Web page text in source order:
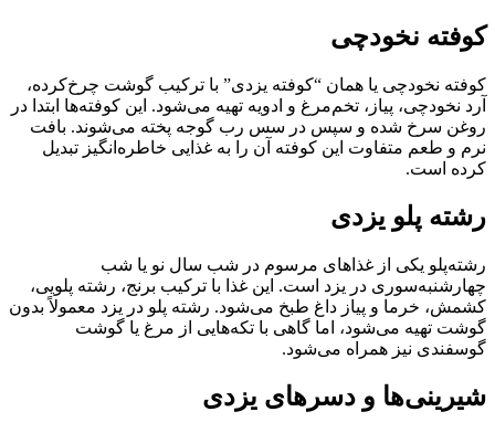
کوفته نخودچی
کوفته نخودچی یا همان “کوفته یزدی” با ترکیب گوشت چرخ‌کرده،
آرد نخودچی، پیاز، تخم‌مرغ و ادویه تهیه می‌شود. این کوفته‌ها ابتدا در
روغن سرخ شده و سپس در سس رب گوجه پخته می‌شوند. بافت
نرم و طعم متفاوت این کوفته آن را به غذایی خاطره‌انگیز تبدیل
کرده است.
رشته پلو یزدی
رشته‌پلو یکی از غذاهای مرسوم در شب سال نو یا شب
چهارشنبه‌سوری در یزد است. این غذا با ترکیب برنج، رشته پلویی،
کشمش، خرما و پیاز داغ طبخ می‌شود. رشته پلو در یزد معمولاً بدون
گوشت تهیه می‌شود، اما گاهی با تکه‌هایی از مرغ یا گوشت
گوسفندی نیز همراه می‌شود.
شیرینی‌ها و دسرهای یزدی